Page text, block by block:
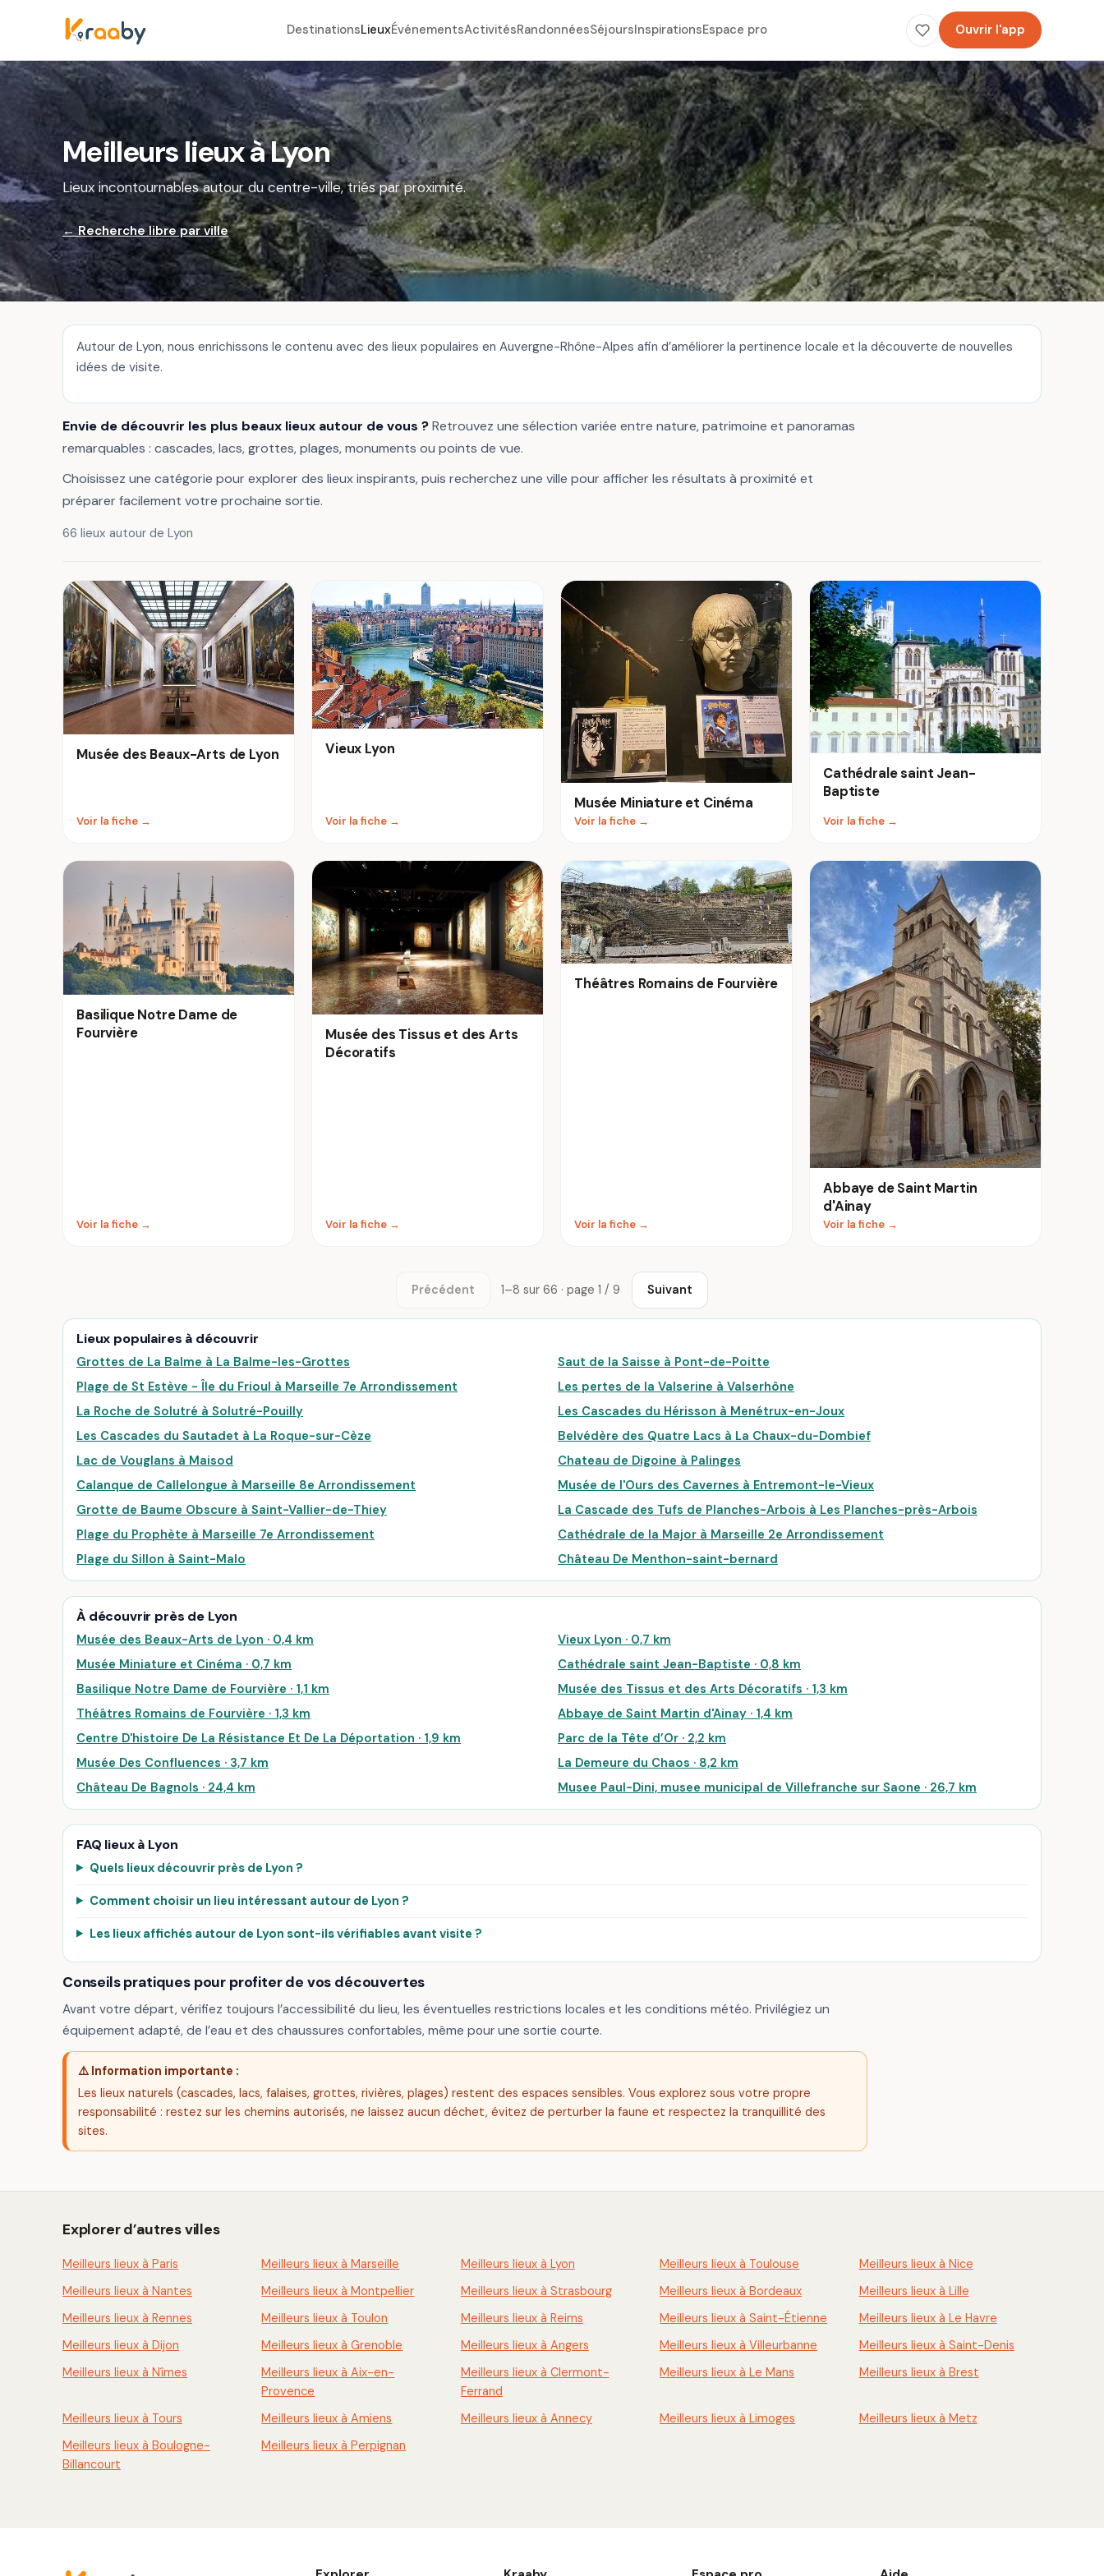
DestinationsLieuxÉvénementsActivitésRandonnéesSéjoursInspirationsEspace pro Ouvrir l'app
Meilleurs lieux à Lyon
Lieux incontournables autour du centre-ville, triés par proximité.
← Recherche libre par ville
Autour de Lyon, nous enrichissons le contenu avec des lieux populaires en Auvergne-Rhône-Alpes afin d’améliorer la pertinence locale et la découverte de nouvelles
idées de visite.
Envie de découvrir les plus beaux lieux autour de vous ?Retrouvez une sélection variée entre nature, patrimoine et panoramas
remarquables : cascades, lacs, grottes, plages, monuments ou points de vue.
Choisissez une catégorie pour explorer des lieux inspirants, puis recherchez une ville pour afficher les résultats à proximité et
préparer facilement votre prochaine sortie.
66 lieux autour de Lyon
Musée des Beaux-Arts de Lyon
Voir la fiche →
Vieux Lyon
Voir la fiche →
Musée Miniature et Cinéma
Voir la fiche →
Cathédrale saint Jean-
Baptiste
Voir la fiche →
Basilique Notre Dame de
Fourvière
Voir la fiche →
Musée des Tissus et des Arts
Décoratifs
Voir la fiche →
Théâtres Romains de Fourvière
Voir la fiche →
Abbaye de Saint Martin
d'Ainay
Voir la fiche →
Précédent 1–8 sur 66 · page 1 / 9 Suivant
Lieux populaires à découvrir
Grottes de La Balme à La Balme-les-Grottes
Saut de la Saisse à Pont-de-Poitte
Plage de St Estève - Île du Frioul à Marseille 7e Arrondissement
Les pertes de la Valserine à Valserhône
La Roche de Solutré à Solutré-Pouilly
Les Cascades du Hérisson à Menétrux-en-Joux
Les Cascades du Sautadet à La Roque-sur-Cèze
Belvédère des Quatre Lacs à La Chaux-du-Dombief
Lac de Vouglans à Maisod
Chateau de Digoine à Palinges
Calanque de Callelongue à Marseille 8e Arrondissement
Musée de l'Ours des Cavernes à Entremont-le-Vieux
Grotte de Baume Obscure à Saint-Vallier-de-Thiey
La Cascade des Tufs de Planches-Arbois à Les Planches-près-Arbois
Plage du Prophète à Marseille 7e Arrondissement
Cathédrale de la Major à Marseille 2e Arrondissement
Plage du Sillon à Saint-Malo
Château De Menthon-saint-bernard
À découvrir près de Lyon
Musée des Beaux-Arts de Lyon · 0,4 km
Vieux Lyon · 0,7 km
Musée Miniature et Cinéma · 0,7 km
Cathédrale saint Jean-Baptiste · 0,8 km
Basilique Notre Dame de Fourvière · 1,1 km
Musée des Tissus et des Arts Décoratifs · 1,3 km
Théâtres Romains de Fourvière · 1,3 km
Abbaye de Saint Martin d'Ainay · 1,4 km
Centre D'histoire De La Résistance Et De La Déportation · 1,9 km
Parc de la Tête d’Or · 2,2 km
Musée Des Confluences · 3,7 km
La Demeure du Chaos · 8,2 km
Château De Bagnols · 24,4 km
Musee Paul-Dini, musee municipal de Villefranche sur Saone · 26,7 km
FAQ lieux à Lyon
Quels lieux découvrir près de Lyon ?
Comment choisir un lieu intéressant autour de Lyon ?
Les lieux affichés autour de Lyon sont-ils vérifiables avant visite ?
Conseils pratiques pour profiter de vos découvertes
Avant votre départ, vérifiez toujours l’accessibilité du lieu, les éventuelles restrictions locales et les conditions météo. Privilégiez un
équipement adapté, de l’eau et des chaussures confortables, même pour une sortie courte.
⚠️ Information importante :
Les lieux naturels (cascades, lacs, falaises, grottes, rivières, plages) restent des espaces sensibles. Vous explorez sous votre propre
responsabilité : restez sur les chemins autorisés, ne laissez aucun déchet, évitez de perturber la faune et respectez la tranquillité des
sites.
Explorer d’autres villes
Meilleurs lieux à Paris Meilleurs lieux à Marseille Meilleurs lieux à Lyon Meilleurs lieux à Toulouse
Meilleurs lieux à Nice
Meilleurs lieux à Nantes
Meilleurs lieux à Montpellier Meilleurs lieux à Strasbourg Meilleurs lieux à Bordeaux
Meilleurs lieux à Lille
Meilleurs lieux à Rennes
Meilleurs lieux à Toulon Meilleurs lieux à Reims Meilleurs lieux à Saint-Étienne
Meilleurs lieux à Le Havre
Meilleurs lieux à Dijon
Meilleurs lieux à Grenoble Meilleurs lieux à Angers Meilleurs lieux à Villeurbanne
Meilleurs lieux à Saint-Denis
Meilleurs lieux à Nîmes
Meilleurs lieux à Aix-en-
Provence
Meilleurs lieux à Clermont-
Ferrand
Meilleurs lieux à Le Mans Meilleurs lieux à Brest
Meilleurs lieux à Tours Meilleurs lieux à Amiens Meilleurs lieux à Annecy Meilleurs lieux à Limoges
Meilleurs lieux à Metz
Meilleurs lieux à Boulogne-
Billancourt
Meilleurs lieux à Perpignan